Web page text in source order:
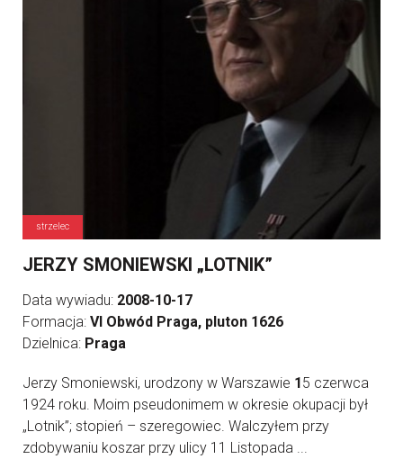
strzelec
JERZY SMONIEWSKI „LOTNIK”
Data wywiadu: 2008-10-17
Formacja: VI Obwód Praga, pluton 1626
Dzielnica: Praga
Jerzy Smoniewski, urodzony w Warszawie 1 5 czerwca
1924 roku. Moim pseudonimem w okresie okupacji był
„Lotnik”; stopień – szeregowiec. Walczyłem przy
zdobywaniu koszar przy ulicy 11 Listopada ...